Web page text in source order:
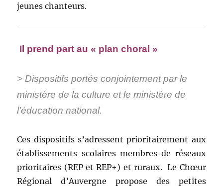
jeunes chanteurs.
Il prend part au « plan choral »
> Dispositifs portés conjointement par le
ministère de la culture et le ministère de
l’éducation national.
Ces dispositifs s’adressent prioritairement aux
établissements scolaires membres de réseaux
prioritaires (REP et REP+) et ruraux. Le Chœur
Régional d’Auvergne propose des petites